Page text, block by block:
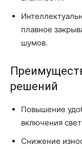
плавное
шумов.
решений
Повышение
включения
Снижение